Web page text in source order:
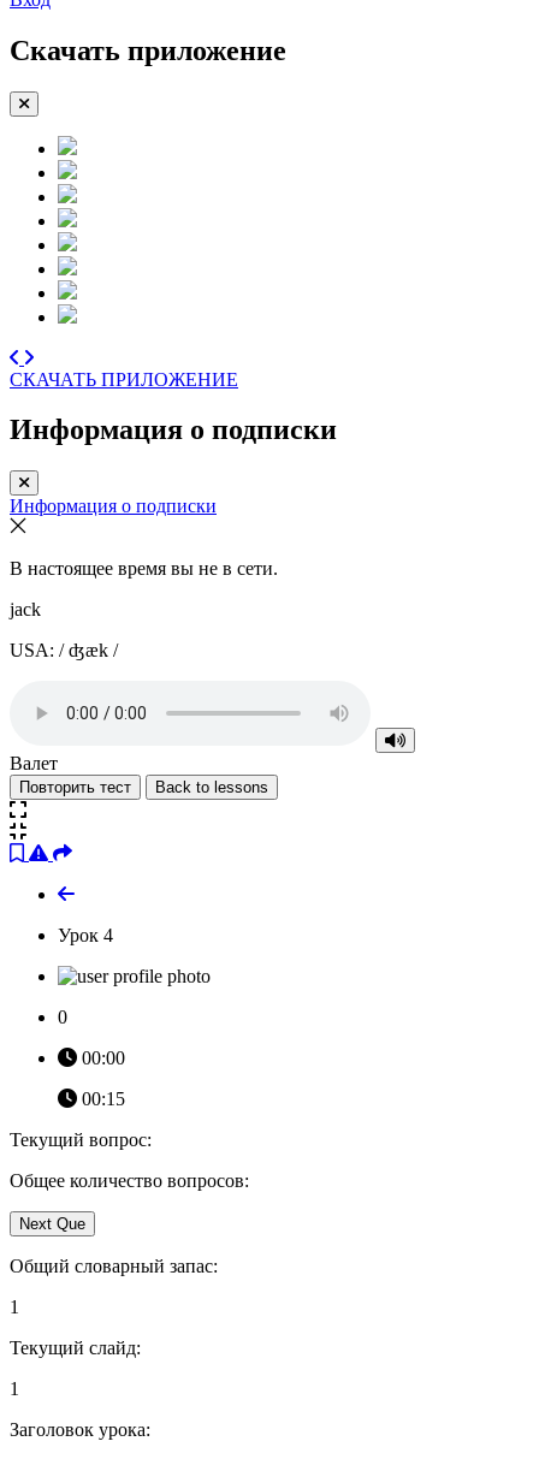
Скачать приложение
СКАЧАТЬ ПРИЛОЖЕНИЕ
Информация о подписки
Информация о подписки
В настоящее время вы не в сети.
jack
USA: / ʤæk /
Валет
Повторить тест Back to lessons
Урок 4
0
00:00
00:15
Текущий вопрос:
Общее количество вопросов:
Next Que
Общий словарный запас:
1
Текущий слайд:
1
Заголовок урока: